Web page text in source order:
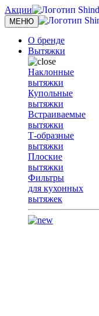
Акции
Toggle
navigation
МЕНЮ
О бренде
Вытяжки
Наклонные
вытяжки
Купольные
вытяжки
Встраиваемые
вытяжки
Т-образные
вытяжки
Плоские
вытяжки
Фильтры
для кухонных
вытяжек